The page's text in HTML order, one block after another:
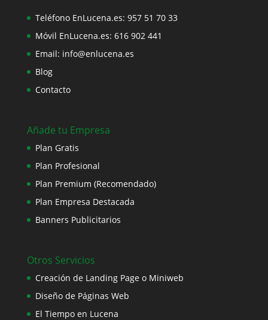
Teléfono EnLucena.es: 957 51 70 33
Móvil EnLucena.es: 616 902 441
Email: info@enlucena.es
Blog
Contacto
Añade tu Empresa
Plan Gratis
Plan Profesional
Plan Premium (Recomendado)
Plan Empresa Destacada
Banners Publicitarios
Otros Servicios
Creación de Landing Page o Miniweb
Diseño de Páginas Web
El Tiempo en Lucena